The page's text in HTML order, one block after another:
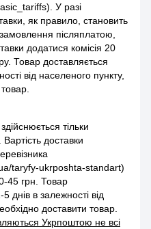
У разі
як правило, становить
післяплатою,
додатися комісія 20
Товар доставляється
від населеного пункту,
тільки
доставки
taryfy-ukrposhta-standart)
45 грн. Товар
днів в залежності від
доставити товар.
Укрпоштою не всі